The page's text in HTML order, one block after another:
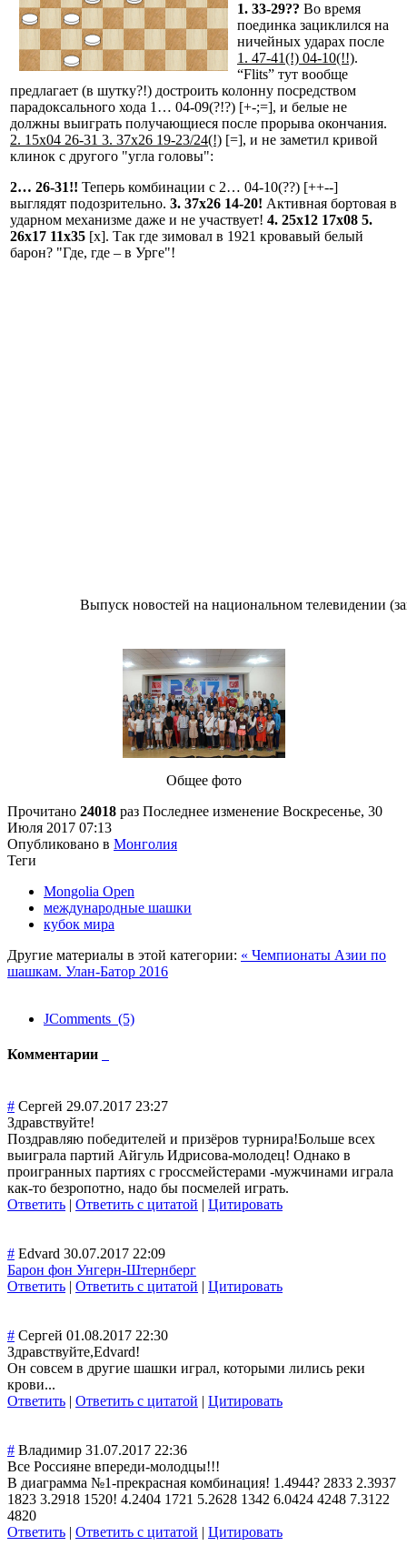
1. 33-29?? Во время
поединка зациклился на
ничейных ударах после
1. 47-41(!) 04-10(!!).
“Flits” тут вообще
предлагает (в шутку?!) достроить колонну посредством
парадоксального хода 1… 04-09(?!?) [+-;=], и белые не
должны выиграть получающиеся после прорыва окончания.
2. 15х04 26-31 3. 37х26 19-23/24(!) [=], и не заметил кривой
клинок с другого "угла головы":
2… 26-31!! Теперь комбинации с 2… 04-10(??) [++--]
выглядят подозрительно. 3. 37х26 14-20! Активная бортовая в
ударном механизме даже и не участвует! 4. 25х12 17х08 5.
26х17 11х35 [x]. Так где зимовал в 1921 кровавый белый
барон? "Где, где – в Урге"!
Выпуск новостей на национальном телевидении
Общее фото
Прочитано 24018 раз Последнее изменение Воскресенье, 30
Июля 2017 07:13
Опубликовано в Монголия
Теги
Mongolia Open
международные шашки
кубок мира
Другие материалы в этой категории: « Чемпионаты Азии по
шашкам. Улан-Батор 2016
JComments (5)
Комментарии
# Сергей 29.07.2017 23:27
Здравствуйте!
Поздравляю победителей и призёров турнира!Больше всех
выиграла партий Айгуль Идрисова-молодец! Однако в
проигранных партиях с гроссмейстерами -мужчинами играла
как-то безропотно, надо бы посмелей играть.
Ответить | Ответить с цитатой | Цитировать
# Edvard 30.07.2017 22:09
Барон фон Унгерн-Штернберг
Ответить | Ответить с цитатой | Цитировать
# Сергей 01.08.2017 22:30
Здравствуйте,Edvard!
Он совсем в другие шашки играл, которыми лились реки
крови...
Ответить | Ответить с цитатой | Цитировать
# Владимир 31.07.2017 22:36
Все Россияне впереди-молодцы!!!
В диаграмма №1-прекрасная комбинация! 1.4944? 2833 2.3937
1823 3.2918 1520! 4.2404 1721 5.2628 1342 6.0424 4248 7.3122
4820
Ответить | Ответить с цитатой | Цитировать